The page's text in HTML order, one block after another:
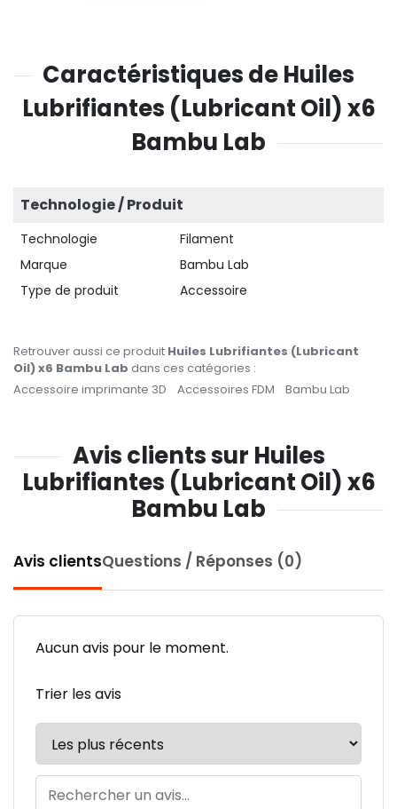
Caractéristiques de Huiles
Lubrifiantes (Lubricant Oil) x6
Bambu Lab
Technologie / Produit
Technologie
Filament
Marque
Bambu Lab
Type de produit
Accessoire
Retrouver aussi ce produit Huiles Lubrifiantes (Lubricant
Oil) x6 Bambu Lab dans ces catégories :
Accessoire imprimante 3D
Accessoires FDM Bambu Lab
Avis clients sur Huiles
Lubrifiantes (Lubricant Oil) x6
Bambu Lab
Avis clientsQuestions / Réponses (0)
Aucun avis pour le moment.
Trier les avis